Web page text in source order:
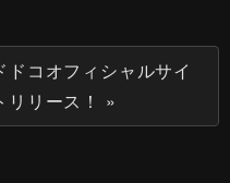
ドコオフィシャルサイ
リリース！ »